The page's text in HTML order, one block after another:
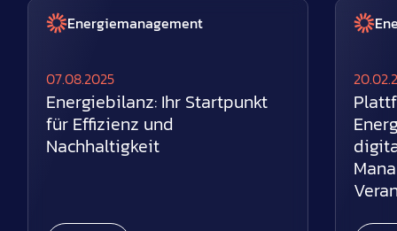
Energiemanagement
07.08.2025
Energiebilanz: Ihr Startpunkt
für Effizienz und
Nachhaltigkeit